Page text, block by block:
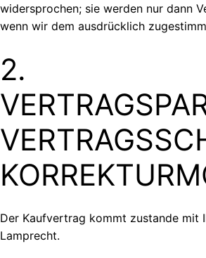
widersprochen; sie werden nur dann
wenn wir dem ausdrücklich
2.
Der Kaufvertrag kommt zustande mit
Lamprecht.